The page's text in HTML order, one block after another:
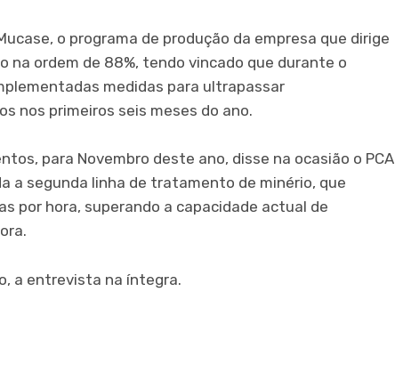
o programa de produção da empresa que dirige
na ordem de 88%, tendo vincado que durante o
medidas para ultrapassar
nos primeiros seis meses do ano.
para Novembro deste ano, disse na ocasião o PCA
a segunda linha de tratamento de minério, que
por hora, superando a capacidade actual de
a entrevista na íntegra.